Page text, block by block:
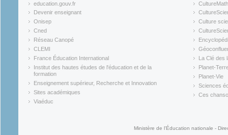
education.gouv.fr
(link is external)
Devenir enseignant
(link is external)
Onisep
(link is external)
Cned
(link is external)
Réseau Canopé
(link is external)
CLEMI
(link is external)
France Éducation International
(link is external)
Institut des hautes études de l'éducation et de la
formation
(link is external)
Enseignement supérieur, Recherche et Innovation
(link is external)
Sites académiques
(link is external)
Viaéduc
CultureMath
(link is
(link is
Culture
(link is
(link is
(link is
La Clé des
(link is
Planet-
(link is
Planet-Vie
(link is
Sciences
(link is
Ces
Ministère de l'Éducation nationale -